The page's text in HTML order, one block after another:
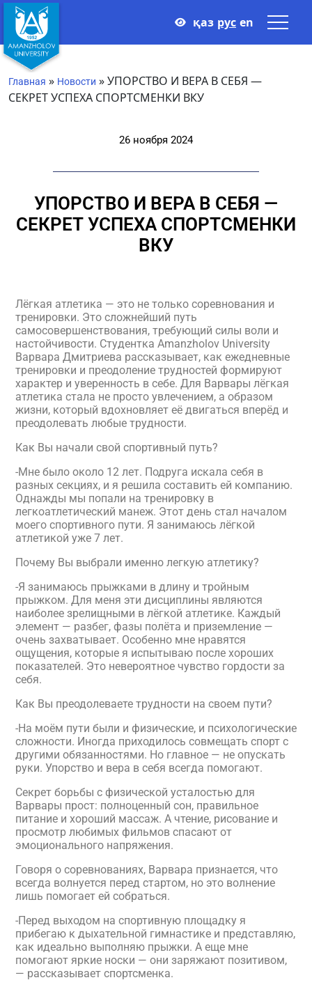
қаз рус en
Главная » Новости »УПОРСТВО И ВЕРА В СЕБЯ —
СЕКРЕТ УСПЕХА СПОРТСМЕНКИ ВКУ
26 ноября 2024
УПОРСТВО И ВЕРА В СЕБЯ —
СЕКРЕТ УСПЕХА СПОРТСМЕНКИ
ВКУ
Лёгкая атлетика — это не только соревнования и
тренировки. Это сложнейший путь
самосовершенствования, требующий силы воли и
настойчивости. Студентка Amanzholov University
Варвара Дмитриева рассказывает, как ежедневные
тренировки и преодоление трудностей формируют
характер и уверенность в себе. Для Варвары лёгкая
атлетика стала не просто увлечением, а образом
жизни, который вдохновляет её двигаться вперёд и
преодолевать любые трудности.
Как Вы начали свой спортивный путь?
-Мне было около 12 лет. Подруга искала себя в
разных секциях, и я решила составить ей компанию.
Однажды мы попали на тренировку в
легкоатлетический манеж. Этот день стал началом
моего спортивного пути. Я занимаюсь лёгкой
атлетикой уже 7 лет.
Почему Вы выбрали именно легкую атлетику?
-Я занимаюсь прыжками в длину и тройным
прыжком. Для меня эти дисциплины являются
наиболее зрелищными в лёгкой атлетике. Каждый
элемент — разбег, фазы полёта и приземление —
очень захватывает. Особенно мне нравятся
ощущения, которые я испытываю после хороших
показателей. Это невероятное чувство гордости за
себя.
Как Вы преодолеваете трудности на своем пути?
-На моём пути были и физические, и психологические
сложности. Иногда приходилось совмещать спорт с
другими обязанностями. Но главное — не опускать
руки. Упорство и вера в себя всегда помогают.
Секрет борьбы с физической усталостью для
Варвары прост: полноценный сон, правильное
питание и хороший массаж. А чтение, рисование и
просмотр любимых фильмов спасают от
эмоционального напряжения.
Говоря о соревнованиях, Варвара признается, что
всегда волнуется перед стартом, но это волнение
лишь помогает ей собраться.
-Перед выходом на спортивную площадку я
прибегаю к дыхательной гимнастике и представляю,
как идеально выполняю прыжки. А еще мне
помогают яркие носки — они заряжают позитивом,
— рассказывает спортсменка.